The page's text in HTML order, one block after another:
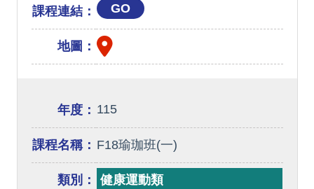
課程連結： GO
地圖：
年度： 115
課程名稱： F18瑜珈班(一)
類別： 健康運動類